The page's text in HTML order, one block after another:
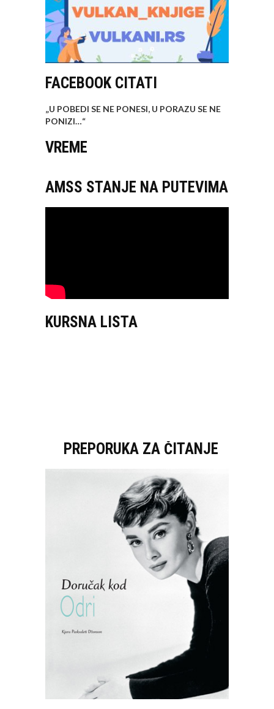
FACEBOOK CITATI
„U POBEDI SE NE PONESI, U PORAZU SE NE
PONIZI…“
VREME
AMSS STANJE NA PUTEVIMA
KURSNA LISTA
PREPORUKA ZA ČITANJE